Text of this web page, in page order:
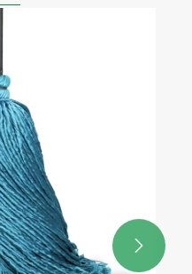
Feria del Este
